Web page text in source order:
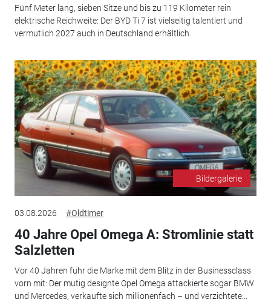
Fünf Meter lang, sieben Sitze und bis zu 119 Kilometer rein
elektrische Reichweite: Der BYD Ti 7 ist vielseitig talentiert und
vermutlich 2027 auch in Deutschland erhältlich.
Bildergalerie
03.08.2026 #Oldtimer
40 Jahre Opel Omega A: Stromlinie statt
Salzletten
Vor 40 Jahren fuhr die Marke mit dem Blitz in der Businessclass
vorn mit: Der mutig designte Opel Omega attackierte sogar BMW
und Mercedes, verkaufte sich millionenfach – und verzichtete...